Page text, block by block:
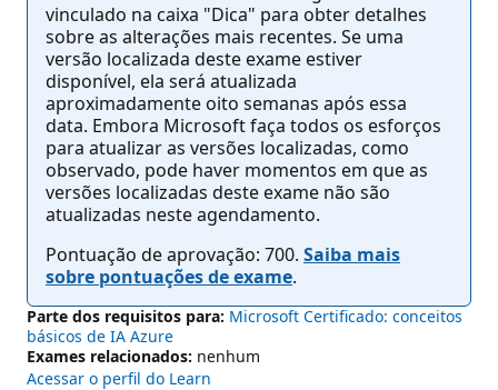
vinculado na caixa "Dica" para obter detalhes
sobre as alterações mais recentes. Se uma
versão localizada deste exame estiver
disponível, ela será atualizada
aproximadamente oito semanas após essa
data. Embora Microsoft faça todos os esforços
para atualizar as versões localizadas, como
observado, pode haver momentos em que as
versões localizadas deste exame não são
atualizadas neste agendamento.
Pontuação de aprovação: 700. Saiba mais
sobre pontuações de exame.
Parte dos requisitos para: Microsoft Certificado: conceitos
básicos de IA Azure
Exames relacionados: nenhum
Acessar o perfil do Learn